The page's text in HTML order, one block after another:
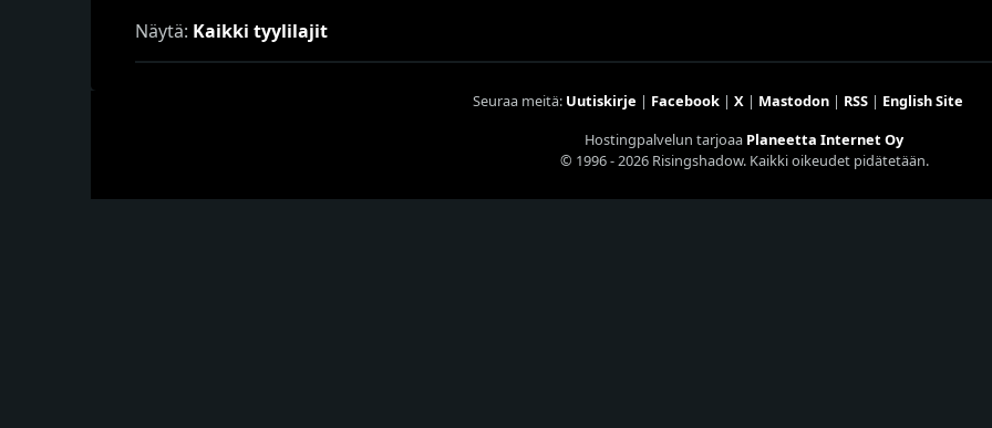
Näytä: Kaikki tyylilajit
Seuraa meitä: Uutiskirje | Facebook| X| Mastodon| RSS| English Site
Hostingpalvelun tarjoaa Planeetta Internet Oy
© 1996 - 2026 Risingshadow. Kaikki oikeudet pidätetään.